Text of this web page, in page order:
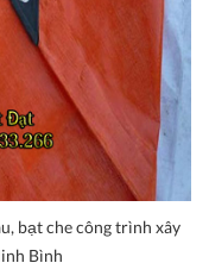
bạt che công trình xây
Bình